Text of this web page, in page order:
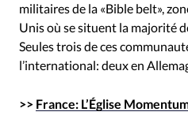
militaires de la «Bible belt»,
Unis où se situent la majorité
Seules trois de ces
l’international: deux en
>> France: L’Église